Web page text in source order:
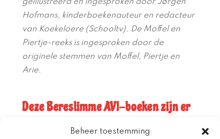
Beheer toestemming
geïllustreerd en ingesproken door Jørgen
Hofmans, kinderboekenauteur en redacteur
van Koekeloere (Schooltv). De Moffel en
Piertje-reeks is ingesproken door de
originele stemmen van Moffel, Piertje en
Arie.
Deze Bereslimme AVI-boeken zijn er
AVI Start
AVI M4